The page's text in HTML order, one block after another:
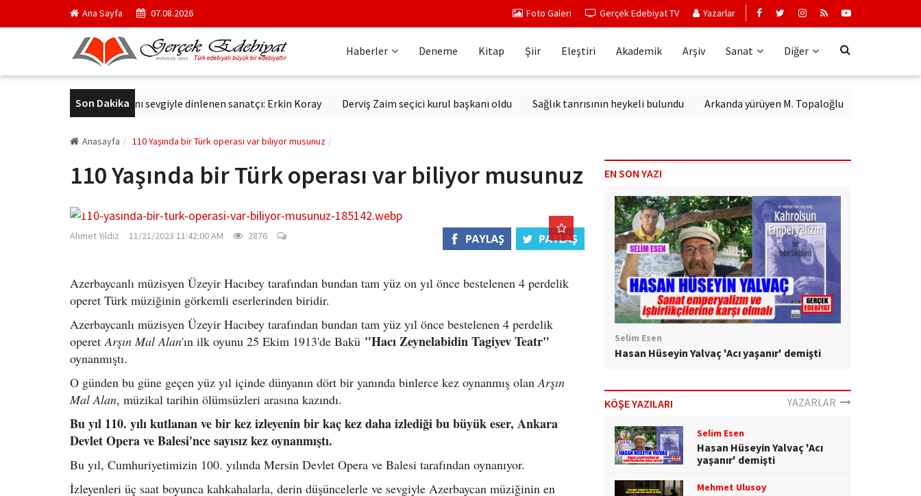
Ana Sayfa 07.08.2026 Foto Galeri Gerçek Edebiyat TV Yazarlar
Haberler Deneme Kitap Şiir Eleştiri Akademik Arşiv Sanat Diğer
Son Dakika
Altmış yıldır aynı sevgiyle dinlenen sanatçı: Erkin Koray Derviş Zaim seçici kurul başkanı oldu Sağlık tanrısının heykeli bulundu Arkanda yürüyen M. Topaloğlu
Anasayfa 110 Yaşında bir Türk operası var biliyor musunuz
110 Yaşında bir Türk operası var biliyor musunuz
gercekedebiyat.com
Ahmet Yıldız 11/21/2023 11:42:00 AM 2876
Azerbaycanlı müzisyen Üzeyir Hacıbey tarafından bundan tam yüz on yıl önce bestelenen 4 perdelik
operet Türk müziğinin görkemli eserlerinden biridir.
Azerbaycanlı müzisyen Üzeyir Hacıbey tarafından bundan tam yüz yıl önce bestelenen 4 perdelik
operetArşın Mal Alan'ın ilk oyunu 25 Ekim 1913'de Bakü "Hacı Zeynelabidin Tagiyev Teatr"
oynanmıştı.
O günden bu güne geçen yüz yıl içinde dünyanın dört bir yanında binlerce kez oynanmış olanArşın
Mal Alan, müzikal tarihin ölümsüzleri arasına kazındı.
Bu yıl 110. yılı kutlanan ve bir kez izleyenin bir kaç kez daha izlediği bu büyük eser, Ankara
Devlet Opera ve Balesi'nce sayısız kez oynanmıştı.
Bu yıl, Cumhuriyetimizin 100. yılında Mersin Devlet Opera ve Balesi tarafından oynanıyor.
İzleyenleri üç saat boyunca kahkahalarla, derin düşüncelerle ve sevgiyle Azerbaycan müziğinin en
EN SON YAZI
Selim Esen
Hasan Hüseyin Yalvaç 'Acı yaşanır' demişti
KÖŞE YAZILARI YAZARLAR
Selim Esen
Hasan Hüseyin Yalvaç 'Acı
yaşanır' demişti
Mehmet Ulusoy